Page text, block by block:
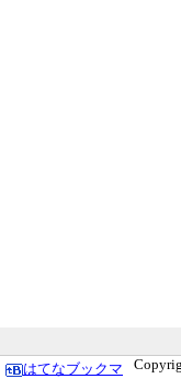
はてなブックマ